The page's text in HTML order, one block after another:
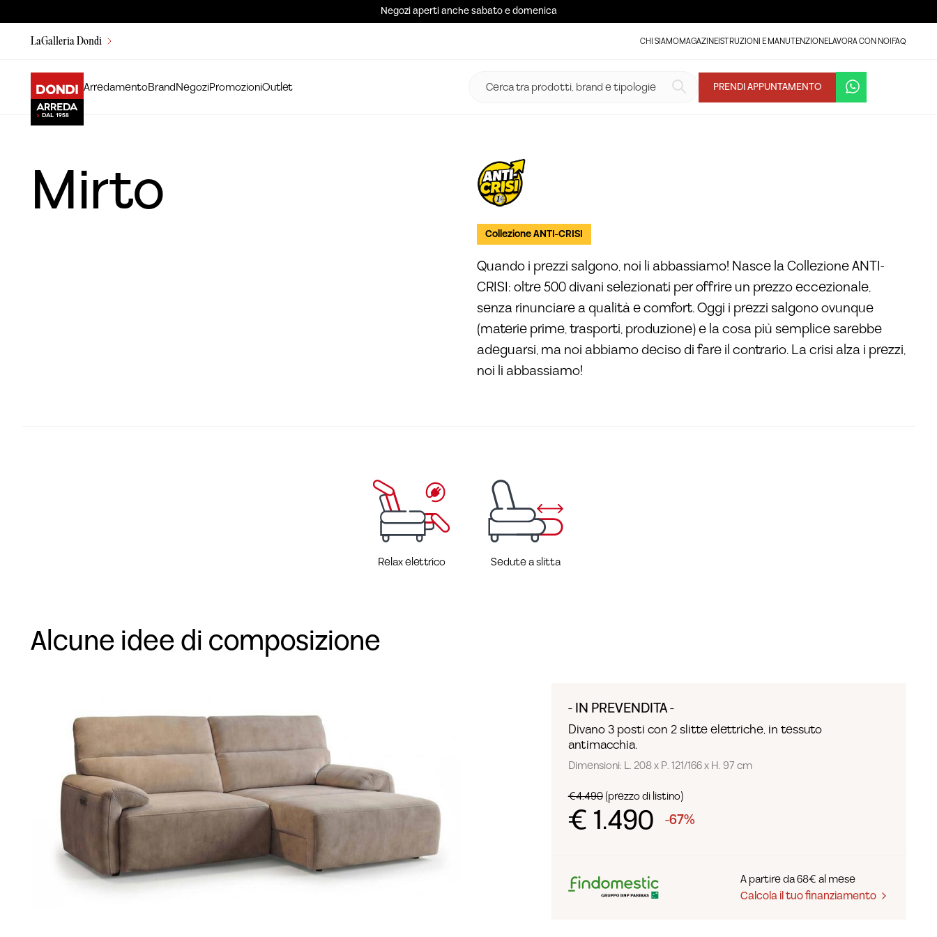
Negozi aperti anche sabato e domenica
LaGalleria Dondi CHI SIAMOMAGAZINEISTRUZIONI E MANUTENZIONELAVORA CON NOIFAQ
ArredamentoBrandNegoziPromozioniOutlet PRENDI APPUNTAMENTO
Mirto
Collezione ANTI-CRISI
Quando i prezzi salgono, noi li abbassiamo! Nasce la Collezione ANTI-
CRISI: oltre 500 divani selezionati per offrire un prezzo eccezionale,
senza rinunciare a qualità e comfort. Oggi i prezzi salgono ovunque
(materie prime, trasporti, produzione) e la cosa più semplice sarebbe
adeguarsi, ma noi abbiamo deciso di fare il contrario. La crisi alza i prezzi,
noi li abbassiamo!
Relax elettrico Sedute a slitta
Alcune idee di composizione
- IN PREVENDITA -
Divano 3 posti con 2 slitte elettriche, in tessuto
antimacchia.
Dimensioni: L. 208 x P. 121/166 x H. 97 cm
€4.490(prezzo di listino)
€ 1.490 -67%
A partire da 68€ al mese
Calcola il tuo finanziamento